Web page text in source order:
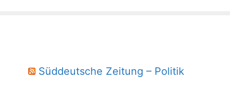
Süddeutsche Zeitung – Politik